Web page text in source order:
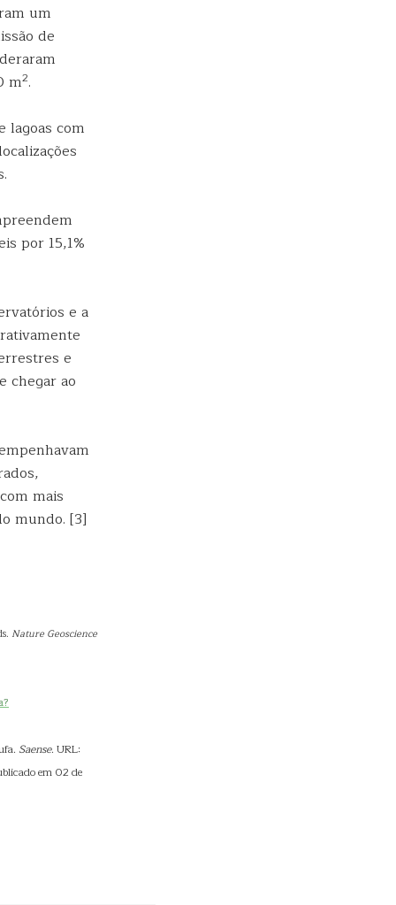
um
de
m2.
lagoas com
por 15,1%
e a
e
chegar ao
mais
mundo. [3]
Nature Geoscience
Saense. URL:
em 02 de